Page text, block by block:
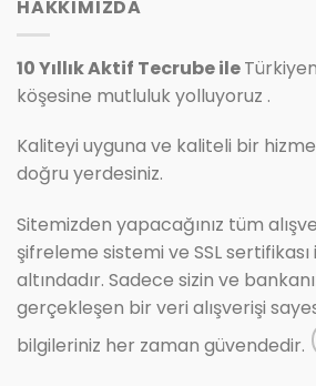
HAKKIMIZDA
10 Yıllık Aktif Tecrube ile
köşesine mutluluk yolluyoruz .
Kaliteyi uyguna ve kaliteli bir
doğru yerdesiniz.
Sitemizden yapacağınız tüm
şifreleme sistemi ve SSL
altındadır. Sadece sizin ve
gerçekleşen bir veri alışverişi
bilgileriniz her zaman güvendedir.